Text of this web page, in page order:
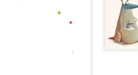
bruyante.
laver
c'est
grève... la